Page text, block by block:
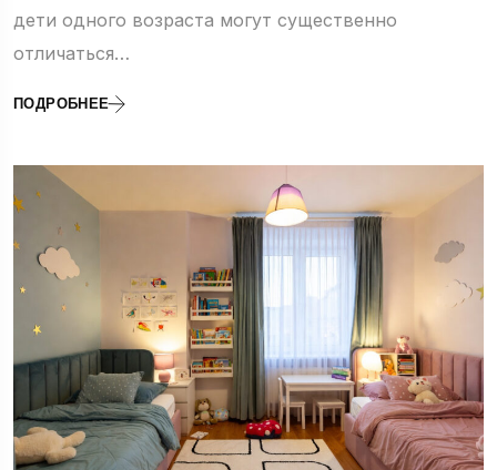
дети одного возраста могут существенно
отличаться…
ПОДРОБНЕЕ